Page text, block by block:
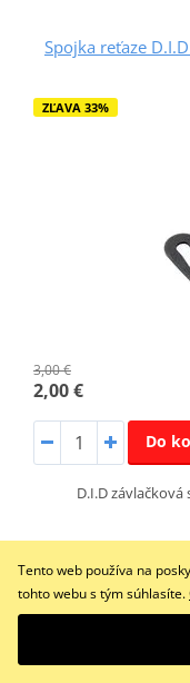
Spojka reťaze
ZĽAVA 33%
3,00 €
2,00 €
Do
D.I.D závlačková
Závodný reťaz
Tento web používa na
tohto webu s tým súhlasíte.